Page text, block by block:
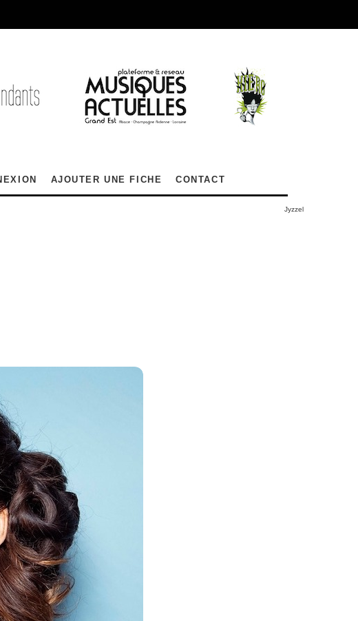
AJOUTER UNE FICHE CONTACT
Jyzzel